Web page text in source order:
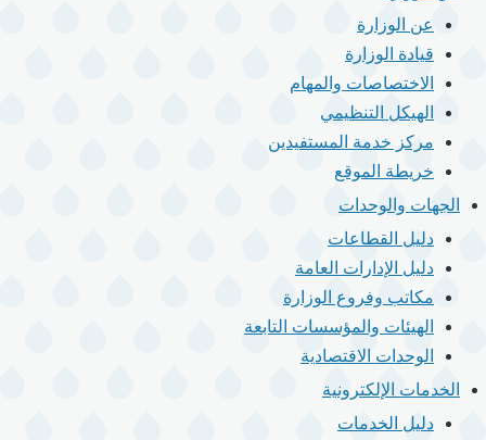
عن الوزارة
قيادة الوزارة
الاختصاصات والمهام
الهيكل التنظيمي
مركز خدمة المستفيدين
خريطة الموقع
الجهات والوحدات
دليل القطاعات
دليل الإدارات العامة
مكاتب وفروع الوزارة
الهيئات والمؤسسات التابعة
الوحدات الاقتصادية
الخدمات الإلكترونية
دليل الخدمات